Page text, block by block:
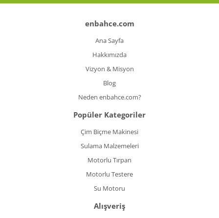
enbahce.com
Ana Sayfa
Hakkımızda
Vizyon & Misyon
Blog
Neden enbahce.com?
Popüler Kategoriler
Çim Biçme Makinesi
Sulama Malzemeleri
Motorlu Tırpan
Motorlu Testere
Su Motoru
Alışveriş